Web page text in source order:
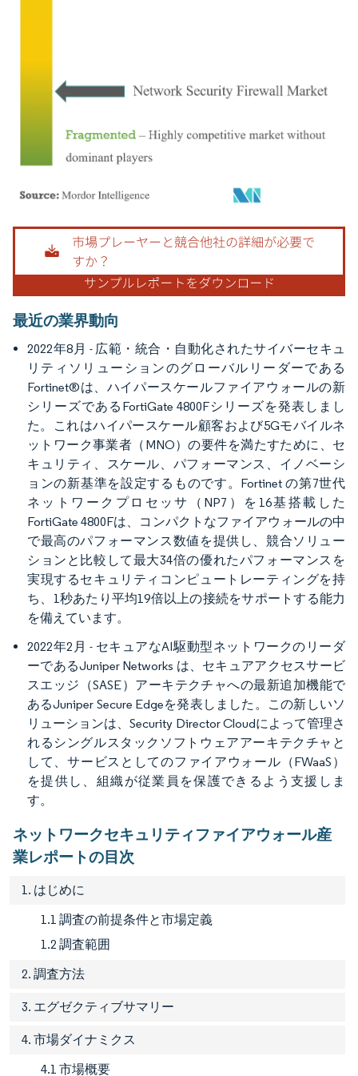
画像 © Mordor Intelligence。再利用にはCC BY 4.0の表示が必要です。
最近の業界動向
2022年8月 - 広範・統合・自動化されたサイバーセキュ
リティソリューションのグローバルリーダーである
Fortinet®は、ハイパースケールファイアウォールの新
シリーズであるFortiGate 4800Fシリーズを発表しまし
た。これはハイパースケール顧客および5Gモバイルネ
ットワーク事業者（MNO）の要件を満たすために、セ
キュリティ、スケール、パフォーマンス、イノベーシ
ョンの新基準を設定するものです。Fortinet の第7世代
ネットワークプロセッサ（NP7）を16基搭載した
FortiGate 4800Fは、コンパクトなファイアウォールの中
で最高のパフォーマンス数値を提供し、競合ソリュー
ションと比較して最大34倍の優れたパフォーマンスを
実現するセキュリティコンピュートレーティングを持
ち、1秒あたり平均19倍以上の接続をサポートする能力
を備えています。
2022年2月 - セキュアなAI駆動型ネットワークのリーダ
ーであるJuniper Networks は、セキュアアクセスサービ
スエッジ（SASE）アーキテクチャへの最新追加機能で
あるJuniper Secure Edgeを発表しました。この新しいソ
リューションは、Security Director Cloudによって管理さ
れるシングルスタックソフトウェアアーキテクチャと
して、サービスとしてのファイアウォール（FWaaS）
を提供し、組織が従業員を保護できるよう支援しま
す。
ネットワークセキュリティファイアウォール産
業レポートの目次
1. はじめに
1.1 調査の前提条件と市場定義
1.2 調査範囲
2. 調査方法
3. エグゼクティブサマリー
4. 市場ダイナミクス
4.1 市場概要